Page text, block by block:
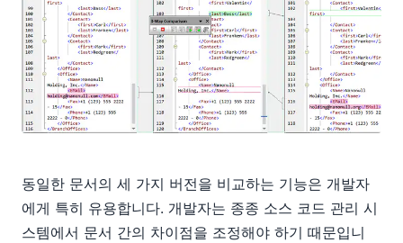
동일한 문서의 세 가지 버전을 비교하는 기능은 개발자
에게 특히 유용합니다. 개발자는 종종 소스 코드 관리 시
스템에서 문서 간의 차이점을 조정해야 하기 때문입니